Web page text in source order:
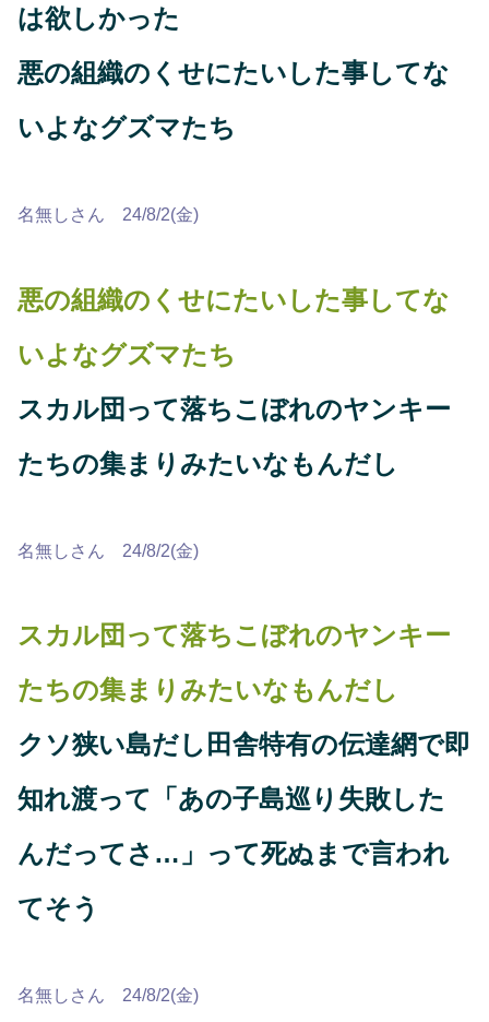
は欲しかった
悪の組織のくせにたいした事してな
いよなグズマたち
名無しさん 24/8/2(金)
悪の組織のくせにたいした事してな
いよなグズマたち
スカル団って落ちこぼれのヤンキー
たちの集まりみたいなもんだし
名無しさん 24/8/2(金)
スカル団って落ちこぼれのヤンキー
たちの集まりみたいなもんだし
クソ狭い島だし田舎特有の伝達網で即
知れ渡って「あの子島巡り失敗した
んだってさ…」って死ぬまで言われ
てそう
名無しさん 24/8/2(金)